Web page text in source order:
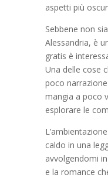
aspetti più
Sebbene non
Alessandria, è
gratis è
Una delle cose
poco
mangia a poco
esplorare le
caldo in una
avvolgendomi
e la romance